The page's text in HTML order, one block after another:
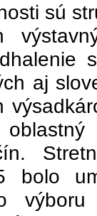
sú
aj
bolo